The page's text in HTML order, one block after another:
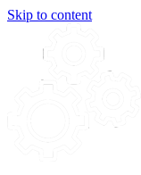
Skip to content